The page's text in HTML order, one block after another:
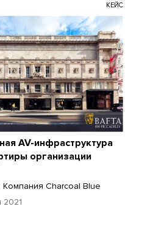
КЕЙС
AV-инфраструктура
организации
Компания Charcoal Blue
2021